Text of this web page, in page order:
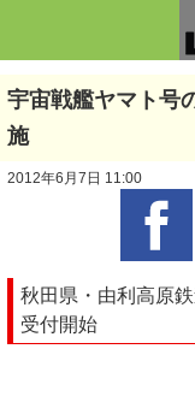
宇宙戦艦ヤマト号
施
2012年6月7日 11:00
秋田県・由利高原
受付開始